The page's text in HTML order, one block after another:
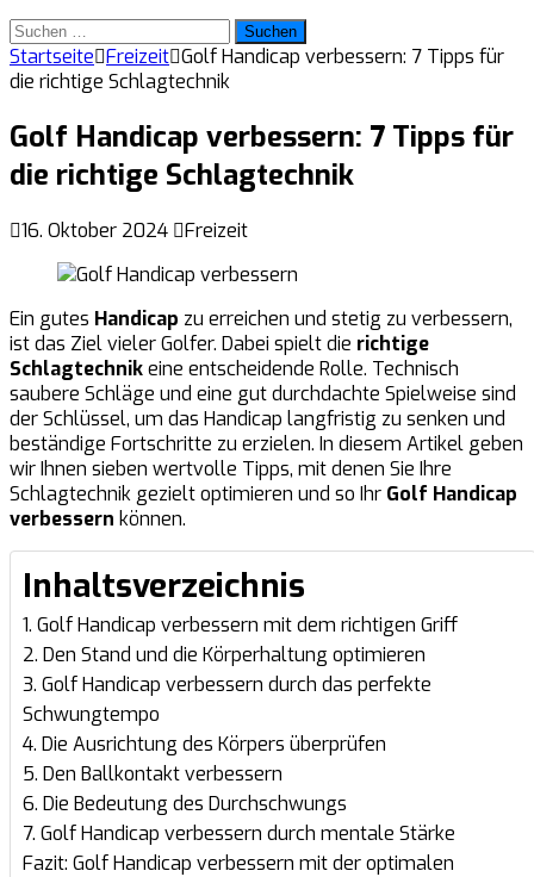
Suchen
nach:
Startseite Freizeit Golf Handicap verbessern: 7 Tipps für
die richtige Schlagtechnik
Golf Handicap verbessern: 7 Tipps für
die richtige Schlagtechnik
16. Oktober 2024 Freizeit
Ein gutes Handicap zu erreichen und stetig zu verbessern,
ist das Ziel vieler Golfer. Dabei spielt die richtige
Schlagtechnikeine entscheidende Rolle. Technisch
saubere Schläge und eine gut durchdachte Spielweise sind
der Schlüssel, um das Handicap langfristig zu senken und
beständige Fortschritte zu erzielen. In diesem Artikel geben
wir Ihnen sieben wertvolle Tipps, mit denen Sie Ihre
Schlagtechnik gezielt optimieren und so Ihr Golf Handicap
verbessern können.
Inhaltsverzeichnis
1. Golf Handicap verbessern mit dem richtigen Griff
2. Den Stand und die Körperhaltung optimieren
3. Golf Handicap verbessern durch das perfekte
Schwungtempo
4. Die Ausrichtung des Körpers überprüfen
5. Den Ballkontakt verbessern
6. Die Bedeutung des Durchschwungs
7. Golf Handicap verbessern durch mentale Stärke
Fazit: Golf Handicap verbessern mit der optimalen